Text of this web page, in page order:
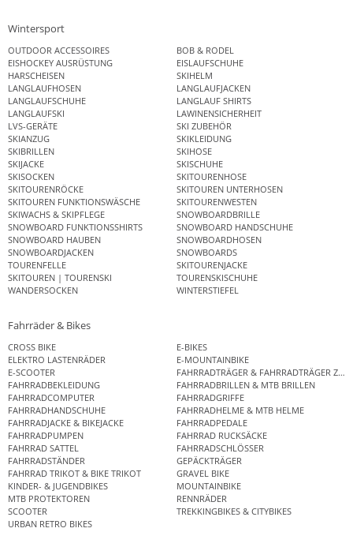
Wintersport
OUTDOOR ACCESSOIRES
BOB & RODEL
EISHOCKEY AUSRÜSTUNG
EISLAUFSCHUHE
HARSCHEISEN
SKIHELM
LANGLAUFHOSEN
LANGLAUFJACKEN
LANGLAUFSCHUHE
LANGLAUF SHIRTS
LANGLAUFSKI
LAWINENSICHERHEIT
LVS-GERÄTE
SKI ZUBEHÖR
SKIANZUG
SKIKLEIDUNG
SKIBRILLEN
SKIHOSE
SKIJACKE
SKISCHUHE
SKISOCKEN
SKITOURENHOSE
SKITOURENRÖCKE
SKITOUREN UNTERHOSEN
SKITOUREN FUNKTIONSWÄSCHE
SKITOURENWESTEN
SKIWACHS & SKIPFLEGE
SNOWBOARDBRILLE
SNOWBOARD FUNKTIONSSHIRTS
SNOWBOARD HANDSCHUHE
SNOWBOARD HAUBEN
SNOWBOARDHOSEN
SNOWBOARDJACKEN
SNOWBOARDS
TOURENFELLE
SKITOURENJACKE
SKITOUREN | TOURENSKI
TOURENSKISCHUHE
WANDERSOCKEN
WINTERSTIEFEL
Fahrräder & Bikes
CROSS BIKE
E-BIKES
ELEKTRO LASTENRÄDER
E-MOUNTAINBIKE
E-SCOOTER
FAHRRADTRÄGER & FAHRRADTRÄGER
FAHRRADBEKLEIDUNG
FAHRRADBRILLEN & MTB BRILLEN
FAHRRADCOMPUTER
FAHRRADGRIFFE
FAHRRADHANDSCHUHE
FAHRRADHELME & MTB HELME
FAHRRADJACKE & BIKEJACKE
FAHRRADPEDALE
FAHRRADPUMPEN
FAHRRAD RUCKSÄCKE
FAHRRAD SATTEL
FAHRRADSCHLÖSSER
FAHRRADSTÄNDER
GEPÄCKTRÄGER
FAHRRAD TRIKOT & BIKE TRIKOT
GRAVEL BIKE
KINDER- & JUGENDBIKES
MOUNTAINBIKE
MTB PROTEKTOREN
RENNRÄDER
SCOOTER
TREKKINGBIKES & CITYBIKES
URBAN RETRO BIKES